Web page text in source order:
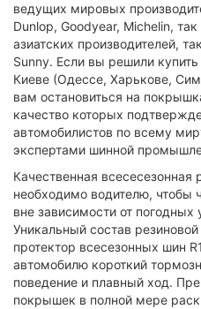
ведущих мировых
Dunlop, Goodyear, Michelin,
азиатских производителей,
Sunny. Если вы решили
Киеве (Одессе, Харькове,
вам остановиться на
качество которых
автомобилистов по всему
экспертами шинной
Качественная всесесезонная
необходимо водителю, чтобы
вне зависимости от погодных
Уникальный состав
протектор всесезонных шин
автомобилю короткий
поведение и плавный ход.
покрышек в полной мере